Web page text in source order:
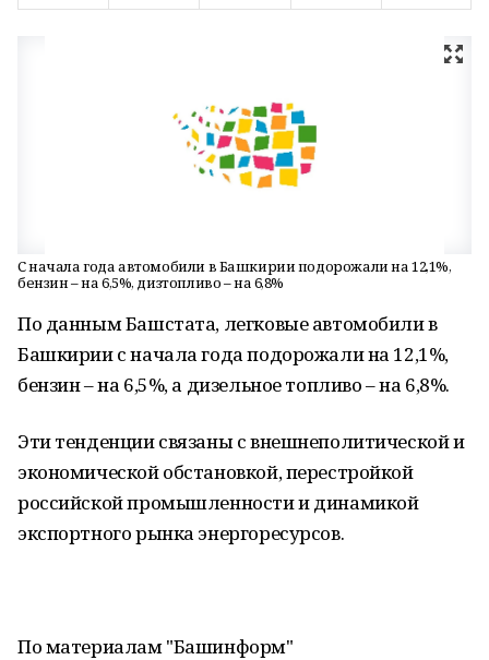
С начала года автомобили в Башкирии подорожали на 12,1%,
бензин – на 6,5%, дизтопливо – на 6,8%
По данным Башстата, легковые автомобили в
Башкирии с начала года подорожали на 12,1%,
бензин – на 6,5%, а дизельное топливо – на 6,8%.
Эти тенденции связаны с внешнеполитической и
экономической обстановкой, перестройкой
российской промышленности и динамикой
экспортного рынка энергоресурсов.
По материалам "Башинформ"